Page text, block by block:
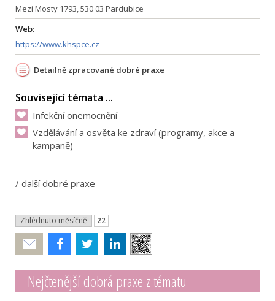
Mezi Mosty 1793, 530 03 Pardubice
Web:
https://www.khspce.cz
Detailně zpracované dobré praxe
Související témata ...
Infekční onemocnění
Vzdělávání a osvěta ke zdraví (programy, akce a
kampaně)
/ další dobré praxe
Zhlédnuto měsíčně 22
Poslat
Nejčtenější dobrá praxe z tématu